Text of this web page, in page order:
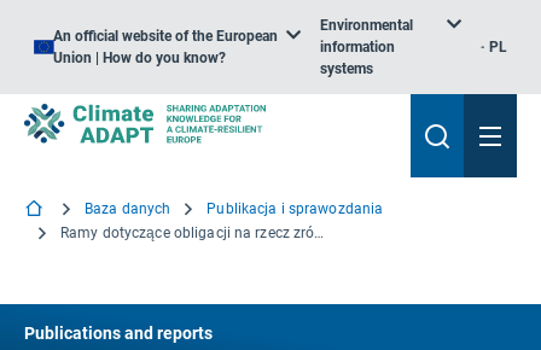
An official website of the European
Union | How do you know?
Environmental
information
systems
PL
Baza danych
Publikacja i sprawozdania
Ramy dotyczące obligacji na rzecz zrównoważonego rozwoju miasta Paryża
Publications and reports